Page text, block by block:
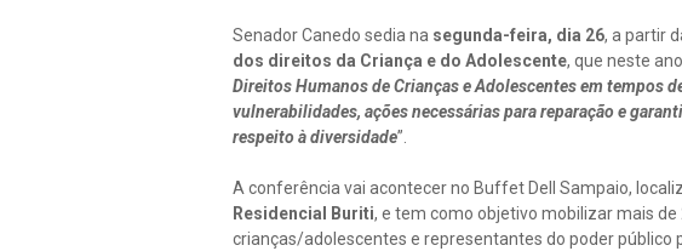
Senador Canedo sedia na segunda-feira, dia 26, a partir
dos direitos da Criança e do Adolescente, que neste
Direitos Humanos de Crianças e Adolescentes em tempos
vulnerabilidades, ações necessárias para reparação e
respeito à diversidade”.
A conferência vai acontecer no Buffet Dell Sampaio,
Residencial Buriti, e tem como objetivo mobilizar mais
crianças/adolescentes e representantes do poder público